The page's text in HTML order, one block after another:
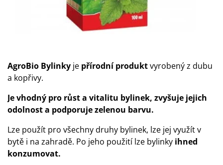
AgroBio Bylinky je přírodní produktvyrobený z dubu
a kopřivy.
Je vhodný pro růst a vitalitu bylinek, zvyšuje jejich
odolnost a podporuje zelenou barvu.
Lze použít pro všechny druhy bylinek, lze jej využít v
bytě i na zahradě. Po jeho použití lze bylinky ihned
konzumovat.